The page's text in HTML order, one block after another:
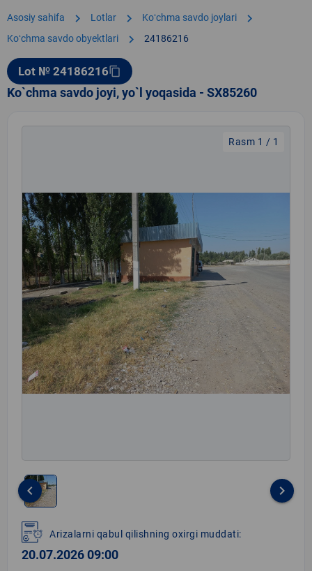
Asosiy sahifa chevron_right Lotlar chevron_right Koʻchma savdo joylari chevron_right
Koʻchma savdo obyektlari chevron_right 24186216
Lot № 24186216content_copy
Ko`chma savdo joyi, yo`l yoqasida - SX85260
Rasm 1 / 1
1
of
1
keyboard_arrow_left keyboard_arrow_right
Arizalarni qabul qilishning oxirgi muddati:
20.07.2026 09:00